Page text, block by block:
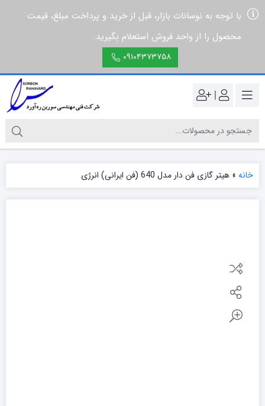
با توجه به نوسانات بازار، قبل از خرید و پرداخت مبلغ، قیمت
محصول را از واحد فروش استعلام بگیرید.
۰۹۱۰۴۳۷۳۷۵۸
|
خانه » هیتر گازی فن دار مدل 640 (فن ایرانی) انرژی